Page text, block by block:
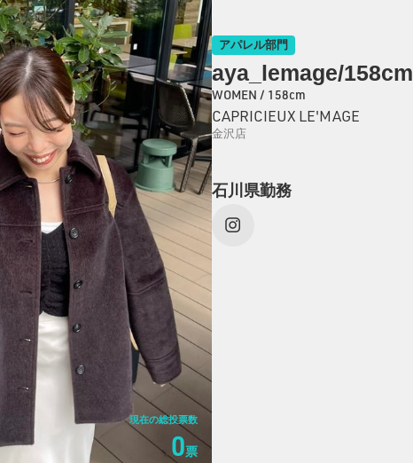
現在の総投票数
0票
アパレル部門
aya_lemage/158cm
WOMEN / 158cm
CAPRICIEUX LE'MAGE
金沢店
石川県勤務